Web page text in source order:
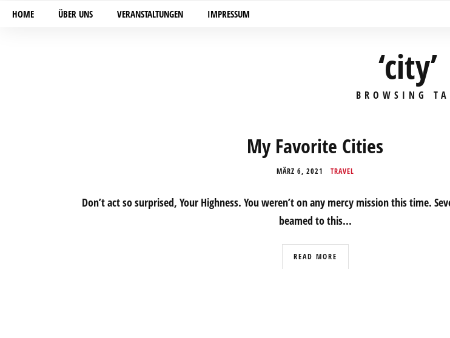
HOME ÜBER UNS VERANSTALTUNGEN IMPRESSUM
‘city’
BROWSING
My Favorite Cities
MÄRZ 6, 2021 TRAVEL
Don’t act so surprised, Your Highness. You weren’t on any mercy mission this time.
beamed to this...
READ MORE